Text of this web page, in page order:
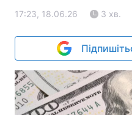
17:23, 18.06.26 3 хв.